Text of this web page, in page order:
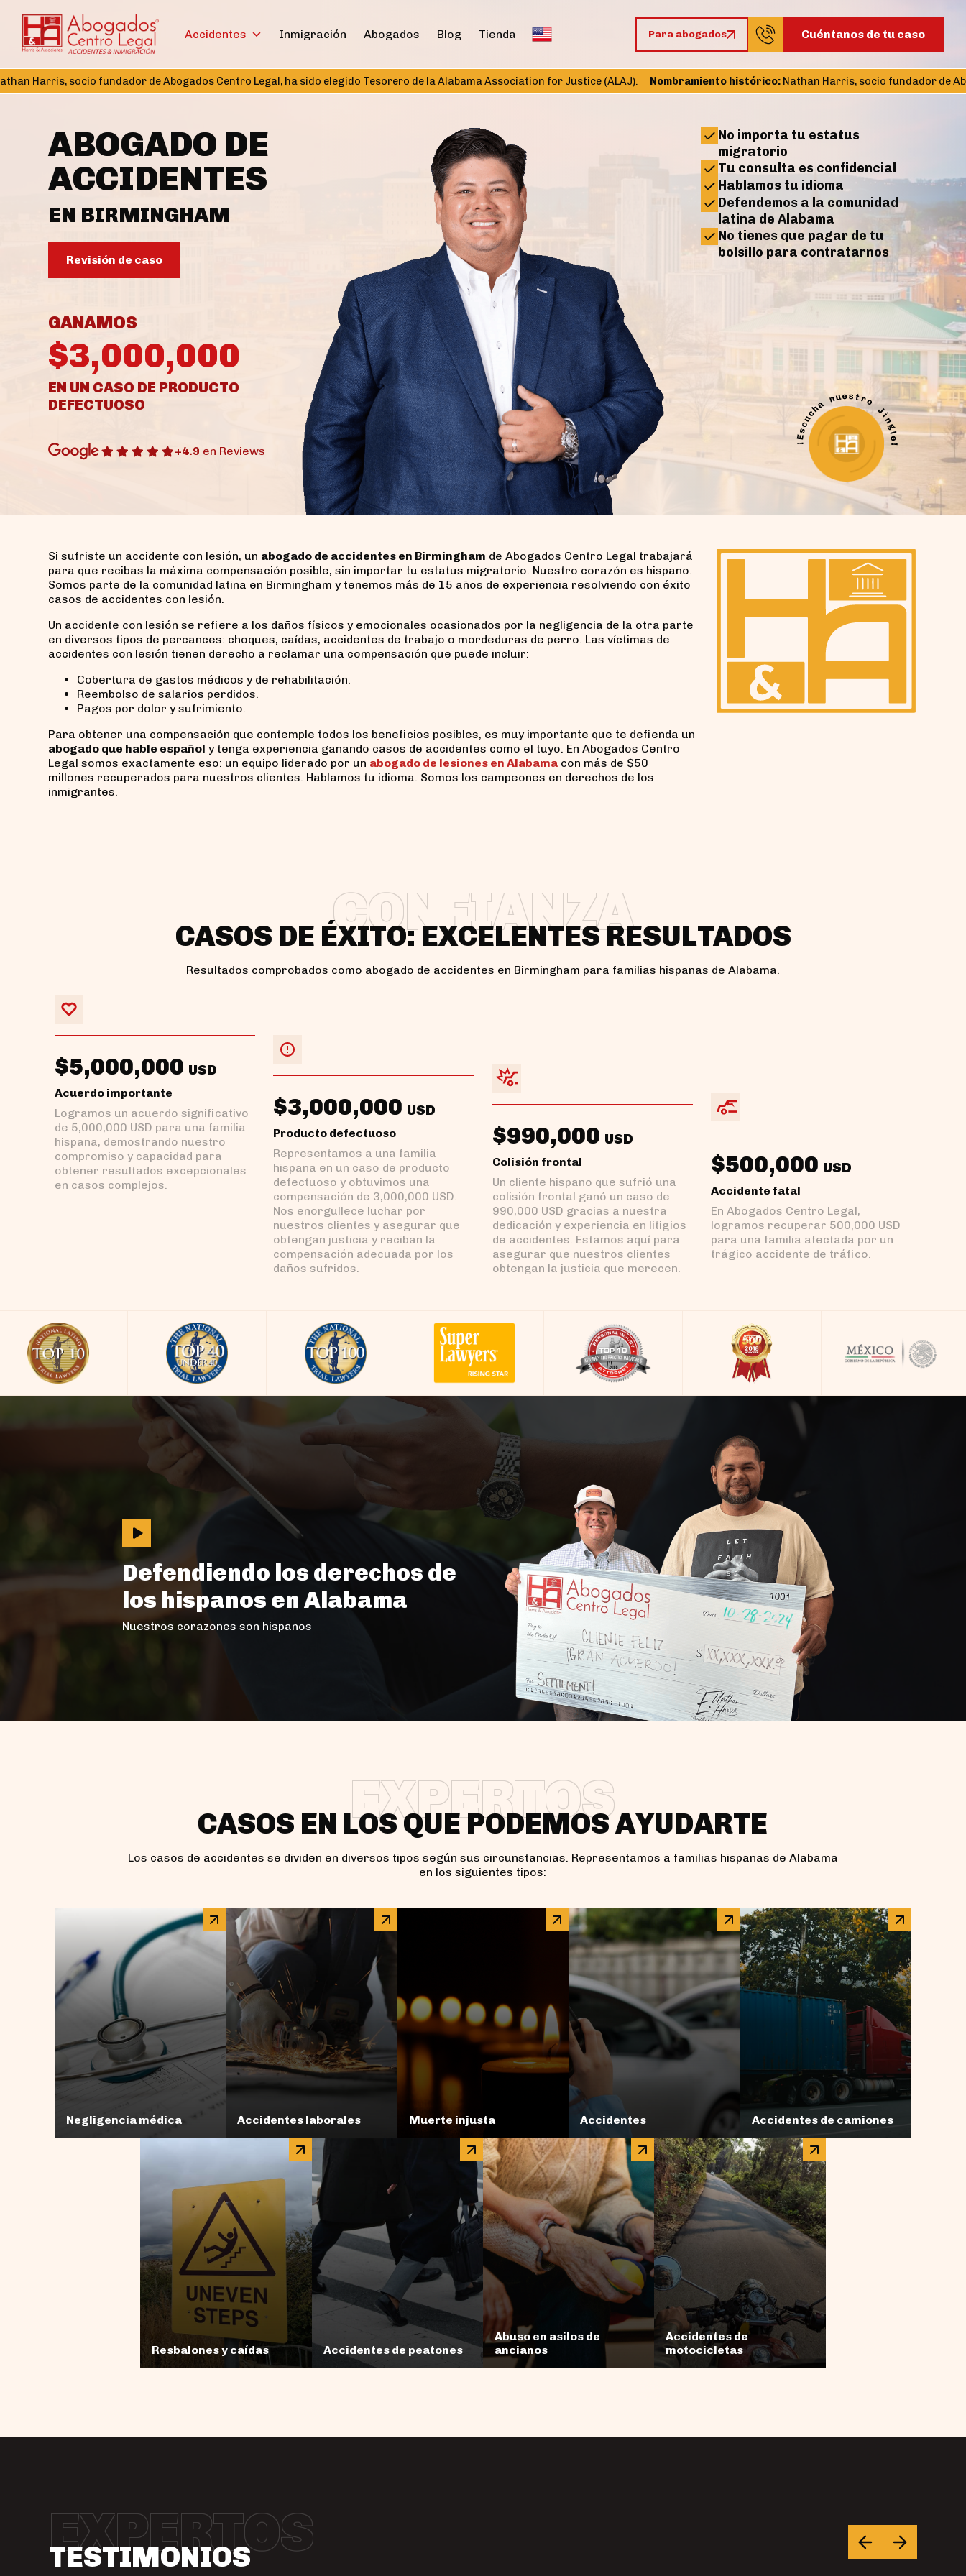
Accidentes Inmigración Abogados Blog Tienda Para abogados Cuéntanos de tu caso
socio fundador de Abogados Centro Legal, ha sido elegido Tesorero de la Alabama Association for Justice (ALAJ). Nombramiento histórico:Nathan Harris, socio fundador de Abogados
ABOGADO DE
ACCIDENTES
EN BIRMINGHAM
Revisión de caso
GANAMOS
$3,000,000
EN UN CASO DE PRODUCTO
DEFECTUOSO
+4.9 en Reviews
No importa tu estatus
migratorio
Tu consulta es confidencial
Hablamos tu idioma
Defendemos a la comunidad
latina de Alabama
No tienes que pagar de tu
bolsillo para contratarnos
Si sufriste un accidente con lesión, un abogado de accidentes en Birmingham de Abogados Centro Legal trabajará
para que recibas la máxima compensación posible, sin importar tu estatus migratorio. Nuestro corazón es hispano.
Somos parte de la comunidad latina en Birmingham y tenemos más de 15 años de experiencia resolviendo con éxito
casos de accidentes con lesión.
Un accidente con lesión se refiere a los daños físicos y emocionales ocasionados por la negligencia de la otra parte
en diversos tipos de percances: choques, caídas, accidentes de trabajo o mordeduras de perro. Las víctimas de
accidentes con lesión tienen derecho a reclamar una compensación que puede incluir:
Cobertura de gastos médicos y de rehabilitación.
Reembolso de salarios perdidos.
Pagos por dolor y sufrimiento.
Para obtener una compensación que contemple todos los beneficios posibles, es muy importante que te defienda un
abogado que hable español y tenga experiencia ganando casos de accidentes como el tuyo. En Abogados Centro
Legal somos exactamente eso: un equipo liderado por un abogado de lesiones en Alabama con más de $50
millones recuperados para nuestros clientes. Hablamos tu idioma. Somos los campeones en derechos de los
inmigrantes.
CASOS DE ÉXITO: EXCELENTES RESULTADOS
CONFIANZA
Resultados comprobados como abogado de accidentes en Birmingham para familias hispanas de Alabama.
$5,000,000 USD
Acuerdo importante
Logramos un acuerdo significativo
de 5,000,000 USD para una familia
hispana, demostrando nuestro
compromiso y capacidad para
obtener resultados excepcionales
en casos complejos.
$3,000,000 USD
Producto defectuoso
Representamos a una familia
hispana en un caso de producto
defectuoso y obtuvimos una
compensación de 3,000,000 USD.
Nos enorgullece luchar por
nuestros clientes y asegurar que
obtengan justicia y reciban la
compensación adecuada por los
daños sufridos.
$990,000 USD
Colisión frontal
Un cliente hispano que sufrió una
colisión frontal ganó un caso de
990,000 USD gracias a nuestra
dedicación y experiencia en litigios
de accidentes. Estamos aquí para
asegurar que nuestros clientes
obtengan la justicia que merecen.
$500,000 USD
Accidente fatal
En Abogados Centro Legal,
logramos recuperar 500,000 USD
para una familia afectada por un
trágico accidente de tráfico.
Defendiendo los derechos de
los hispanos en Alabama
Nuestros corazones son hispanos
CASOS EN LOS QUE PODEMOS AYUDARTE
EXPERTOS
Los casos de accidentes se dividen en diversos tipos según sus circunstancias. Representamos a familias hispanas de Alabama
en los siguientes tipos:
Negligencia médica Accidentes laborales Muerte injusta Accidentes Accidentes de camiones
Resbalones y caídas Accidentes de peatones
Abuso en asilos de
ancianos
Accidentes de
motocicletas
TESTIMONIOS
EXPERTOS